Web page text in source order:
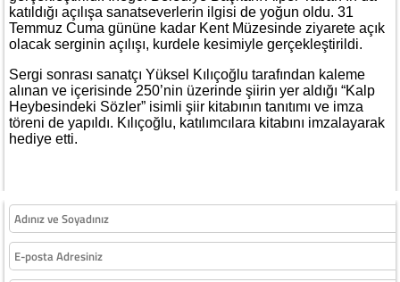
katıldığı açılışa sanatseverlerin ilgisi de yoğun oldu. 31
Temmuz Cuma gününe kadar Kent Müzesinde ziyarete açık
olacak serginin açılışı, kurdele kesimiyle gerçekleştirildi.
Sergi sonrası sanatçı Yüksel Kılıçoğlu tarafından kaleme
alınan ve içerisinde 250’nin üzerinde şiirin yer aldığı “Kalp
Heybesindeki Sözler” isimli şiir kitabının tanıtımı ve imza
töreni de yapıldı. Kılıçoğlu, katılımcılara kitabını imzalayarak
hediye etti.